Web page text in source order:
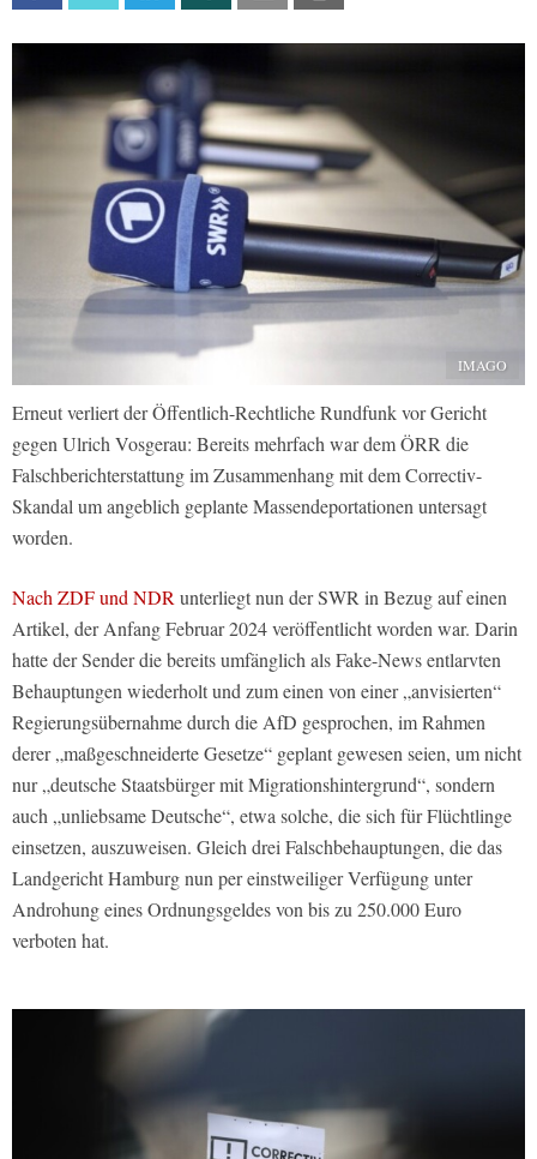
IMAGO
Erneut verliert der Öffentlich-Rechtliche Rundfunk vor Gericht
gegen Ulrich Vosgerau: Bereits mehrfach war dem ÖRR die
Falschberichterstattung im Zusammenhang mit dem Correctiv-
Skandal um angeblich geplante Massendeportationen untersagt
worden.
Nach ZDF und NDRunterliegt nun der SWR in Bezug auf einen
Artikel, der Anfang Februar 2024 veröffentlicht worden war. Darin
hatte der Sender die bereits umfänglich als Fake-News entlarvten
Behauptungen wiederholt und zum einen von einer „anvisierten“
Regierungsübernahme durch die AfD gesprochen, im Rahmen
derer „maßgeschneiderte Gesetze“ geplant gewesen seien, um nicht
nur „deutsche Staatsbürger mit Migrationshintergrund“, sondern
auch „unliebsame Deutsche“, etwa solche, die sich für Flüchtlinge
einsetzen, auszuweisen. Gleich drei Falschbehauptungen, die das
Landgericht Hamburg nun per einstweiliger Verfügung unter
Androhung eines Ordnungsgeldes von bis zu 250.000 Euro
verboten hat.